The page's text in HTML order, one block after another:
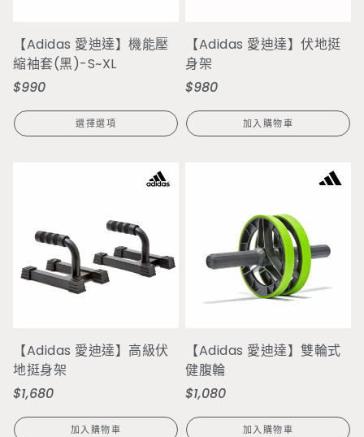
【Adidas 愛迪達】機能壓
縮袖套(黑)-S~XL
定
價
$990
選擇選項
【Adidas 愛迪達】伏地挺
身架
定
價
$980
加入購物車
【Adidas 愛迪達】高級伏
地挺身架
定
價
$1,680
加入購物車
【Adidas 愛迪達】雙輪式
健腹輪
定
價
$1,080
加入購物車